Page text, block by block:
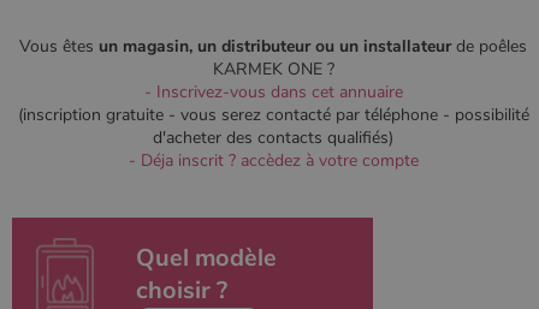
Vous êtes un magasin, un distributeur ou un installateurde poêles
KARMEK ONE ?
- Inscrivez-vous dans cet annuaire
(inscription gratuite - vous serez contacté par téléphone - possibilité
d'acheter des contacts qualifiés)
- Déja inscrit ? accèdez à votre compte
Quel modèle
choisir ?